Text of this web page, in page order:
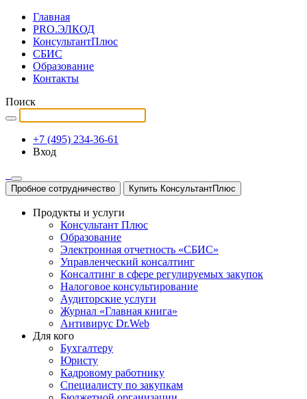
Главная
PRO.ЭЛКОД
КонсультантПлюс
СБИС
Образование
Контакты
Поиск
+7 (495) 234-36-61
Вход
Пробное сотрудничество Купить КонсультантПлюс
Продукты и услуги
Консультант Плюс
Образование
Электронная отчетность «СБИС»
Управленческий консалтинг
Консалтинг в сфере регулируемых закупок
Налоговое консультирование
Аудиторские услуги
Журнал «Главная книга»
Антивирус Dr.Web
Для кого
Бухгалтеру
Юристу
Кадровому работнику
Специалисту по закупкам